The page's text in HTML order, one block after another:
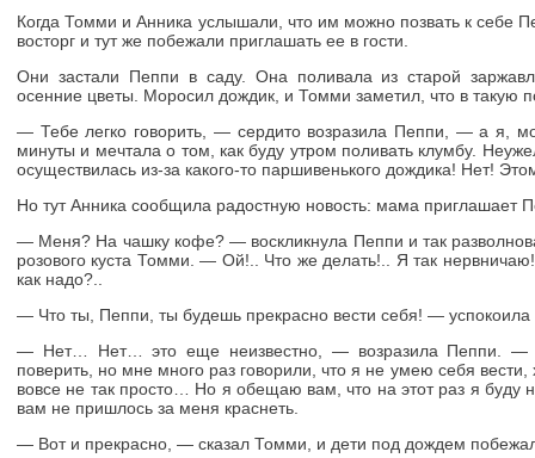
Когда Томми и Анника услышали, что им можно позвать к себе
восторг и тут же побежали приглашать ее в гости.
Они застали Пеппи в саду. Она поливала из старой
осенние цветы. Моросил дождик, и Томми заметил, что в такую
— Тебе легко говорить, — сердито возразила Пеппи, — а я,
минуты и мечтала о том, как буду утром поливать клумбу.
осуществилась из-за какого-то паршивенького дождика! Нет!
Но тут Анника сообщила радостную новость: мама приглашает
— Меня? На чашку кофе? — воскликнула Пеппи и так
розового куста Томми. — Ой!.. Что же делать!.. Я так
как надо?..
— Что ты, Пеппи, ты будешь прекрасно вести себя! — успокоила
— Нет… Нет… это еще неизвестно, — возразила Пеппи. —
поверить, но мне много раз говорили, что я не умею себя
вовсе не так просто… Но я обещаю вам, что на этот раз я буду
вам не пришлось за меня краснеть.
— Вот и прекрасно, — сказал Томми, и дети под дождем